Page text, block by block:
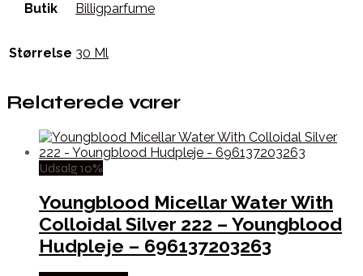
Butik Billigparfume
Størrelse 30 Ml
Relaterede varer
Udsalg 10%
Youngblood Micellar Water With
Colloidal Silver 222 – Youngblood
Hudpleje – 696137203263